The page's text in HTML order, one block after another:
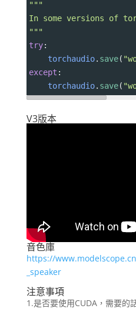
"""
In some versions of
"""
try:
torchaudio. save(
except :
torchaudio. save(
V3版本
音色庫
https://
_speaker
注意事項
1.是否要使用CUDA，需要的